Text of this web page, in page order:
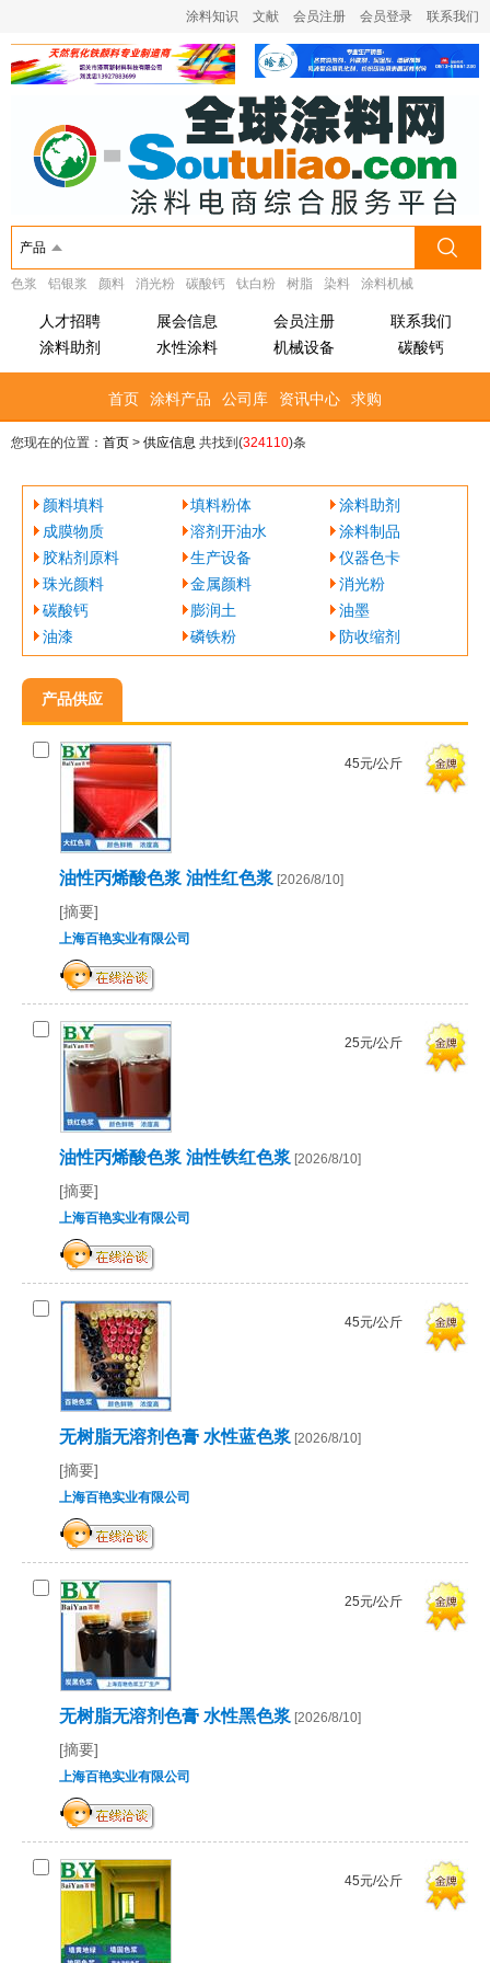
涂料知识 文献 会员注册 会员登录 联系我们
产品
色浆 铝银浆 颜料 消光粉 碳酸钙 钛白粉 树脂 染料 涂料机械
人才招聘 展会信息 会员注册
联系我们
涂料助剂
水性涂料 机械设备 碳酸钙
首页 涂料产品 公司库 资讯中心 求购
您现在的位置： 首页 > 供应信息 共找到(324110)条
颜料填料 填料粉体
涂料助剂
成膜物质
溶剂开油水
涂料制品
胶粘剂原料
生产设备
仪器色卡
珠光颜料
金属颜料
消光粉
碳酸钙
膨润土
油墨
油漆
磷铁粉 防收缩剂
产品供应
油性丙烯酸色浆 油性红色浆 [2026/8/10]
[摘要]
上海百艳实业有限公司
45元/公斤
油性丙烯酸色浆 油性铁红色浆 [2026/8/10]
[摘要]
上海百艳实业有限公司
25元/公斤
无树脂无溶剂色膏 水性蓝色浆 [2026/8/10]
[摘要]
上海百艳实业有限公司
45元/公斤
无树脂无溶剂色膏 水性黑色浆 [2026/8/10]
[摘要]
上海百艳实业有限公司
25元/公斤
45元/公斤